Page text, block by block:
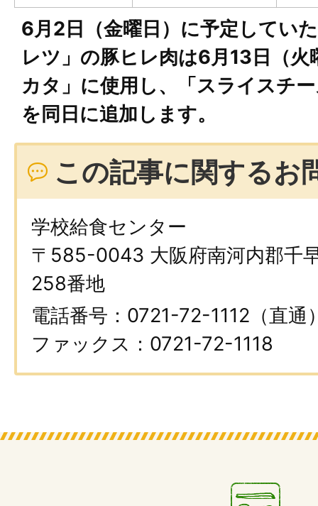
6月2日（金曜日）に予定してい
レツ」の豚ヒレ肉は6月13日（火
カタ」に使用し、「スライスチ
を同日に追加します。
この記事に関するお
学校給食センター
〒585-0043 大阪府南河内郡千
258番地
電話番号：0721-72-1112（直通
ファックス：0721-72-1118